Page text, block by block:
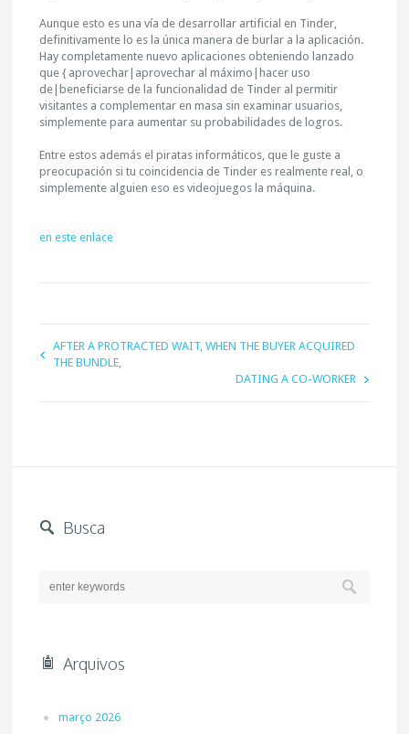
Aunque esto es una vía de desarrollar artificial en Tinder,
definitivamente lo es la única manera de burlar a la aplicación.
Hay completamente nuevo aplicaciones obteniendo lanzado
que { aprovechar|aprovechar al máximo|hacer uso
de|beneficiarse de la funcionalidad de Tinder al permitir
visitantes a complementar en masa sin examinar usuarios,
simplemente para aumentar su probabilidades de logros.
Entre estos además el piratas informáticos, que le guste a
preocupación si tu coincidencia de Tinder es realmente real, o
simplemente alguien eso es videojuegos la máquina.
en este enlace
AFTER A PROTRACTED WAIT, WHEN THE BUYER ACQUIRED
THE BUNDLE,
DATING A CO-WORKER
Busca
Arquivos
março 2026